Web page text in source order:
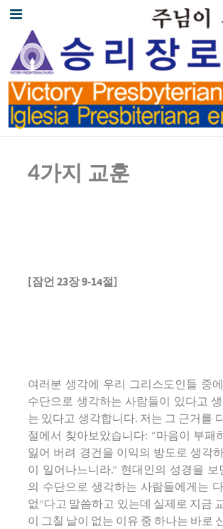
4가지 교훈
[잠언 23장9-14절]
여러분 생각에 우리 그리스도인들 중
수단으로 생각하는 사람들이 있다고
는 있다고 생각합니다. 저는 그 근거를
절에서 찾아보았습니다: “마음이 부패
잃어 버려 경건을 이익의 방도로 생각
이 일어나느니라.” 현대인의 성경을 보
의 수단으로 생각하는 사람들에게는
없”다고 말씀하고 있는데 실제로 지금
이 그칠 날이 없는 이유 중 하나는 바로